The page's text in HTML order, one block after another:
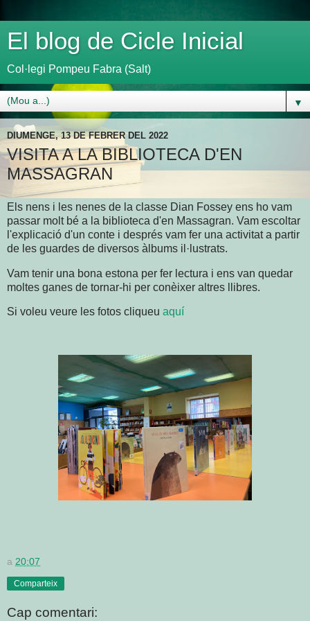
El blog de Cicle Inicial
Col·legi Pompeu Fabra (Salt)
▼
DIUMENGE, 13 DE FEBRER DEL 2022
VISITA A LA BIBLIOTECA D'EN
MASSAGRAN
Els nens i les nenes de la classe Dian Fossey ens ho vam
passar molt bé a la biblioteca d'en Massagran. Vam escoltar
l'explicació d'un conte i després vam fer una activitat a partir
de les guardes de diversos àlbums il·lustrats.
Vam tenir una bona estona per fer lectura i ens van quedar
moltes ganes de tornar-hi per conèixer altres llibres.
Si voleu veure les fotos cliqueu aquí
a 20:07
Comparteix
Cap comentari: